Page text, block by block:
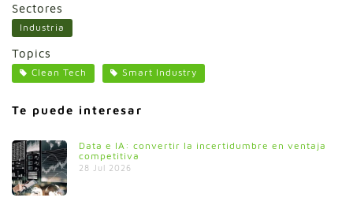
Sectores
Industria
Topics
Clean Tech Smart Industry
Te puede interesar
Data e IA: convertir la incertidumbre en ventaja
competitiva
28 Jul 2026